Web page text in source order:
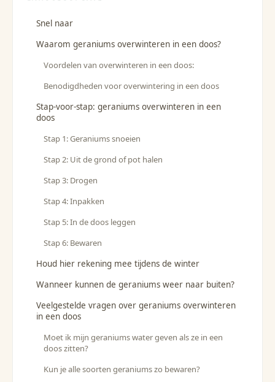
Snel naar
Waarom geraniums overwinteren in een doos?
Voordelen van overwinteren in een doos:
Benodigdheden voor overwintering in een doos
Stap-voor-stap: geraniums overwinteren in een
doos
Stap 1: Geraniums snoeien
Stap 2: Uit de grond of pot halen
Stap 3: Drogen
Stap 4: Inpakken
Stap 5: In de doos leggen
Stap 6: Bewaren
Houd hier rekening mee tijdens de winter
Wanneer kunnen de geraniums weer naar buiten?
Veelgestelde vragen over geraniums overwinteren
in een doos
Moet ik mijn geraniums water geven als ze in een
doos zitten?
Kun je alle soorten geraniums zo bewaren?